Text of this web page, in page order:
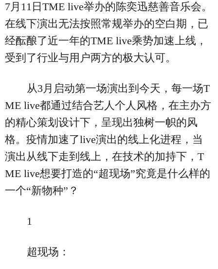
7月11日TME live举办的陈奕迅慈善音乐会。
在线下演出无法按照常规举办的空白期，已
经酝酿了近一年的TME live乘势加速上线，
受到了行业与用户两方的极大认可。
从3月启动第一场演出到今天，每一场T
ME live都通过结合艺人个人风格，在主办方
的精心策划设计下，呈现出独树一帜的风
格。疫情加速了live演出的线上化进程，当
演出从线下走到线上，在技术的加持下，T
ME live想要打造的“超现场”究竟是什么样的
一个“新物种”？
1
超现场：